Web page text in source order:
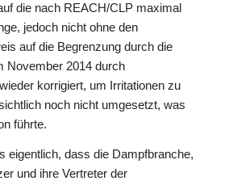
die nach REACH/CLP maximal
jedoch nicht ohne den
auf die Begrenzung durch die
November 2014 durch
korrigiert, um Irritationen zu
noch nicht umgesetzt, was
führte.
eigentlich, dass die Dampfbranche,
und ihre Vertreter der